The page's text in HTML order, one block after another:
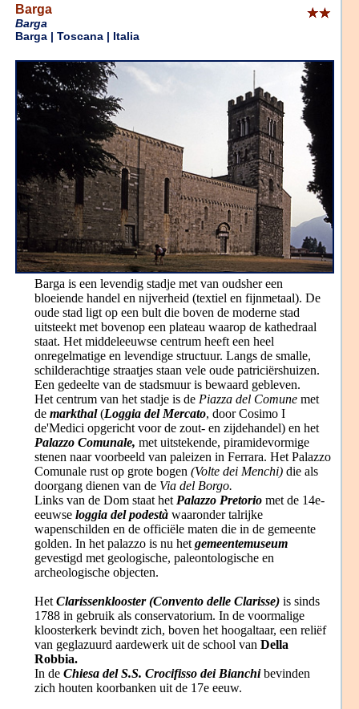
Barga
Barga
Barga | Toscana | Italia
Barga is een levendig stadje met van oudsher een
bloeiende handel en nijverheid (textiel en fijnmetaal). De
oude stad ligt op een bult die boven de moderne stad
uitsteekt met bovenop een plateau waarop de kathedraal
staat. Het middeleeuwse centrum heeft een heel
onregelmatige en levendige structuur. Langs de smalle,
schilderachtige straatjes staan vele oude patriciërshuizen.
Een gedeelte van de stadsmuur is bewaard gebleven.
Het centrum van het stadje is de Piazza del Comune met
de markthal(Loggia del Mercato, door Cosimo I
de'Medici opgericht voor de zout- en zijdehandel) en het
Palazzo Comunale, met uitstekende, piramidevormige
stenen naar voorbeeld van paleizen in Ferrara. Het Palazzo
Comunale rust op grote bogen (Volte dei Menchi) die als
doorgang dienen van de Via del Borgo.
Links van de Dom staat het Palazzo Pretorio met de 14e-
eeuwse loggia del podestà waaronder talrijke
wapenschilden en de officiële maten die in de gemeente
golden. In het palazzo is nu het gemeentemuseum
gevestigd met geologische, paleontologische en
archeologische objecten.
Het Clarissenklooster (Convento delle Clarisse) is sinds
1788 in gebruik als conservatorium. In de voormalige
kloosterkerk bevindt zich, boven het hoogaltaar, een reliëf
van geglazuurd aardewerk uit de school van Della
Robbia.
In de Chiesa del S.S. Crocifisso dei Bianchibevinden
zich houten koorbanken uit de 17e eeuw.